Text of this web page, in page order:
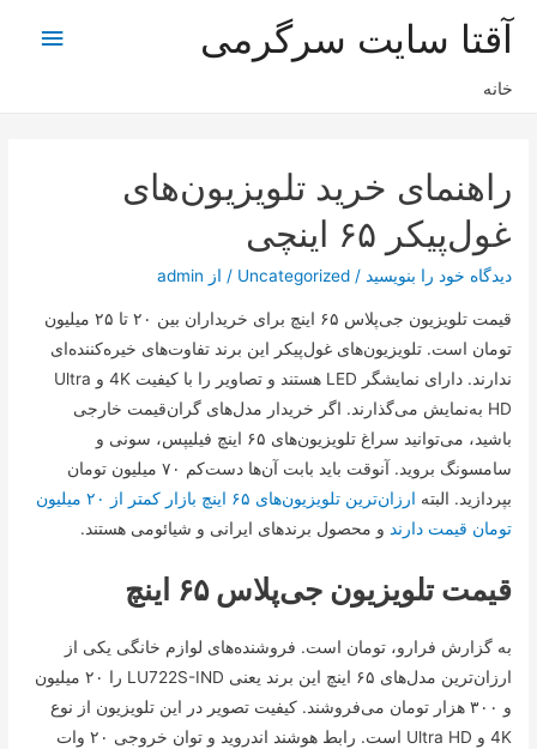
آقتا سایت سرگرمی
خانه
راهنمای خرید تلویزیون‌های
غول‌پیکر ۶۵ اینچی
دیدگاه‌ خود را بنویسید /
Uncategorized / از admin
قیمت تلویزیون جی‌پلاس ۶۵ اینچ برای خریداران بین ۲۰ تا ۲۵ میلیون
تومان است. تلویزیون‌های غول‌پیکر این برند تفاوت‌های خیره‌کننده‌ای
ندارند. دارای نمایشگر LED هستند و تصاویر را با کیفیت 4K و Ultra
HD به‌نمایش می‌گذارند. اگر خریدار مدل‌های گران‌قیمت خارجی
باشید، می‌توانید سراغ تلویزیون‌های ۶۵ اینچ فیلیپس، سونی و
سامسونگ بروید. آنوقت باید بابت آن‌ها دست‌کم ۷۰ میلیون تومان
بپردازید. البته
ارزان‌ترین تلویزیون‌های ۶۵ اینچ بازار کمتر از ۲۰ میلیون
تومان قیمت دارند و محصول برند‌های ایرانی و شیائومی هستند.
قیمت تلویزیون جی‌پلاس ۶۵ اینچ
به گزارش فرارو، تومان است. فروشنده‌های لوازم خانگی یکی از
ارزان‌ترین مدل‌های ۶۵ اینچ این برند یعنی LU722S-IND را ۲۰ میلیون
و ۳۰۰ هزار تومان می‌فروشند. کیفیت تصویر در این تلویزیون از نوع
4K و Ultra HD است. رابط هوشند اندروید و توان خروجی ۲۰ وات